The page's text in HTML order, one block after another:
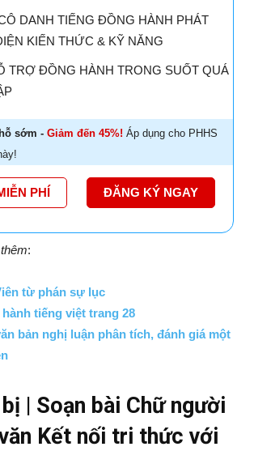
DANH TIẾNG ĐỒNG HÀNH PHÁT
KIẾN THỨC & KỸ NĂNG
TRỢ ĐỒNG HÀNH TRONG SUỐT QUÁ
sớm - Giảm đến 45%! Áp dụng cho PHHS
PHÍ ĐĂNG KÝ NGAY
:
từ phán sự lục
tiếng việt trang 28
bản nghị luận phân tích, đánh giá một
| Soạn bài Chữ người
Kết nối tri thức với